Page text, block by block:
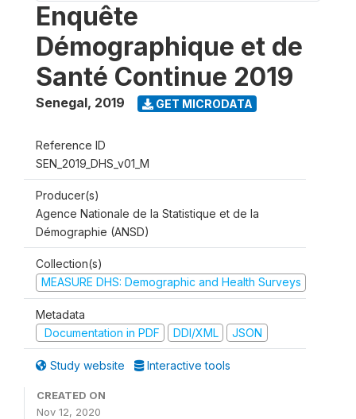
Enquête
Démographique et de
Santé Continue 2019
Senegal, 2019 GET MICRODATA
Reference ID
SEN_2019_DHS_v01_M
Producer(s)
Agence Nationale de la Statistique et de la
Démographie (ANSD)
Collection(s)
MEASURE DHS: Demographic and Health Surveys
Metadata
Documentation in PDF
DDI/XML JSON
Study website Interactive tools
CREATED ON
Nov 12, 2020